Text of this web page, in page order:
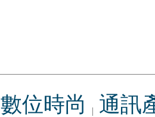
數位時尚
通訊